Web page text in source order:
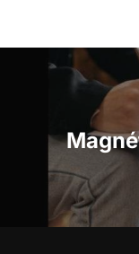
Navigation
l’article